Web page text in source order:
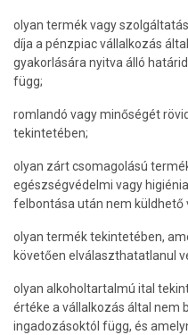
olyan termék vagy
díja a pénzpiac vállalkozás
gyakorlására nyitva álló
függ;
romlandó vagy minőségét
tekintetében;
olyan zárt csomagolású
egészségvédelmi vagy
felbontása után nem küldhető
olyan termék tekintetében,
követően elválaszthatatlanul
olyan alkoholtartalmú ital
értéke a vállalkozás által nem
ingadozásoktól függ, és